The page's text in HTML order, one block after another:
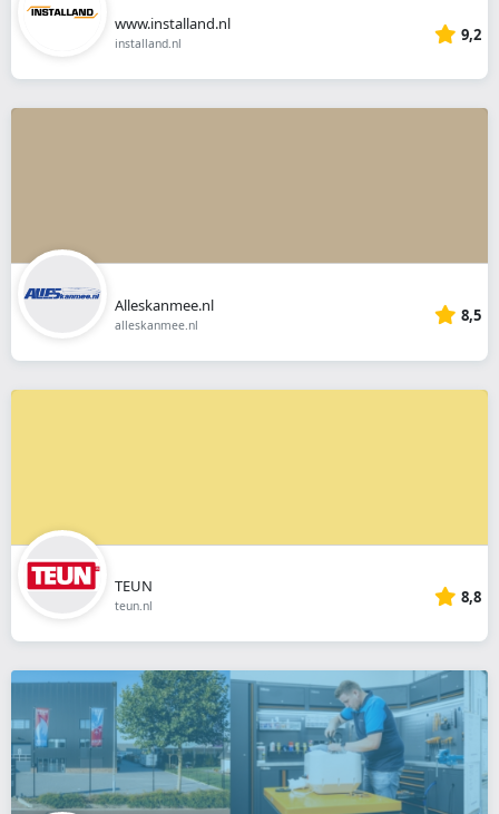
www.installand.nl
installand.nl 9,2
Alleskanmee.nl
alleskanmee.nl 8,5
TEUN
teun.nl 8,8